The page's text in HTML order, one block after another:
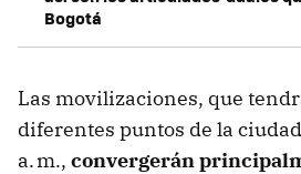
Bogotá
Las movilizaciones, que
diferentes puntos de la
a. m., convergerán